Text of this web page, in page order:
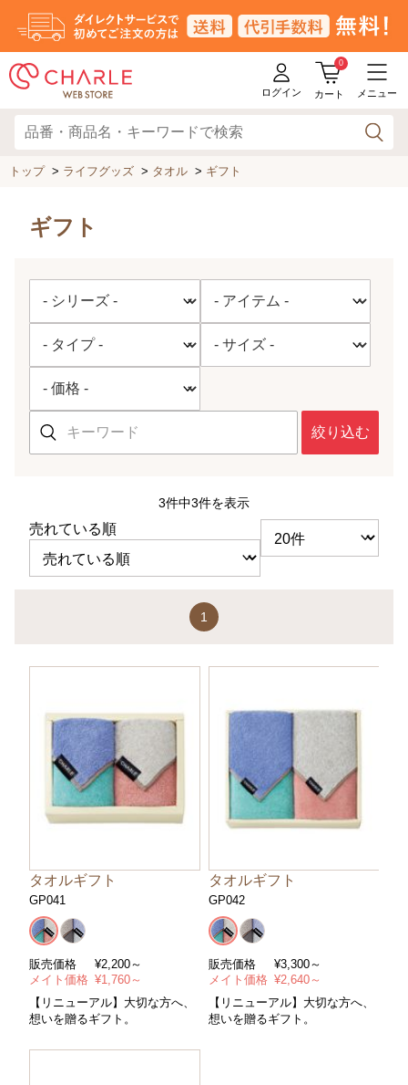
ログイン
0
カート メニュー
トップ> ライフグッズ > タオル > ギフト
ギフト
絞り込む
3件中3件を表示
売れている順
1
タオルギフト
GP041
販売価格 ¥2,200～
メイト価格 ¥1,760～
【リニューアル】大切な方へ、
想いを贈るギフト。
タオルギフト
GP042
販売価格 ¥3,300～
メイト価格 ¥2,640～
【リニューアル】大切な方へ、
想いを贈るギフト。